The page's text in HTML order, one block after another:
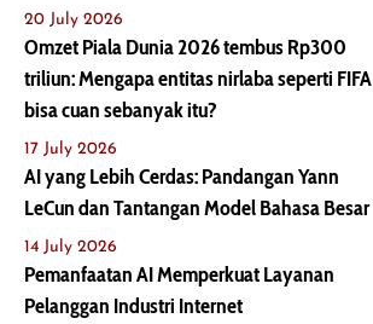
20 July 2026
Omzet Piala Dunia 2026 tembus Rp300
triliun: Mengapa entitas nirlaba seperti FIFA
bisa cuan sebanyak itu?
17 July 2026
AI yang Lebih Cerdas: Pandangan Yann
LeCun dan Tantangan Model Bahasa Besar
14 July 2026
Pemanfaatan AI Memperkuat Layanan
Pelanggan Industri Internet